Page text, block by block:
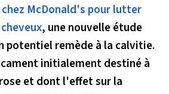
McDonald's pour lutter
, une nouvelle étude
potentiel remède à la calvitie.
initialement destiné à
et dont l'effet sur la